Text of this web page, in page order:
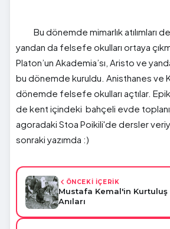
Bu dönemde mimarlık atılımları
yandan da felsefe okulları ortaya
Platon’un Akademia’sı, Aristo ve
bu dönemde kuruldu. Anisthanes ve
dönemde felsefe okulları açtılar.
de kent içindeki bahçeli evde
agoradaki Stoa Poikili'de dersler
sonraki yazımda :)
ÖNCEKİ İÇERİK
Mustafa Kemal'in
Anıları